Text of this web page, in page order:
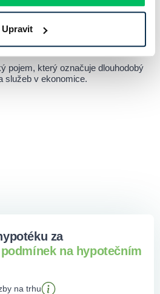
Upravit
nástroj, jehož hlavním cílem je
nepředvídatelnými životními
nebo vážné onemocnění.
pojem, který označuje dlouhodobý
služeb v ekonomice.
za
na hypotečním
na trhu